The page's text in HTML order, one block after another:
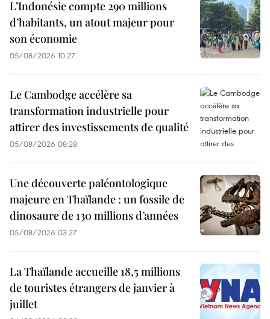
L’Indonésie compte 290 millions
d’habitants, un atout majeur pour
son économie
05/08/2026 10:27
Le Cambodge accélère sa
transformation industrielle pour
attirer des investissements de qualité
05/08/2026 08:28
Une découverte paléontologique
majeure en Thaïlande : un fossile de
dinosaure de 130 millions d’années
05/08/2026 03:27
La Thaïlande accueille 18,5 millions
de touristes étrangers de janvier à
juillet